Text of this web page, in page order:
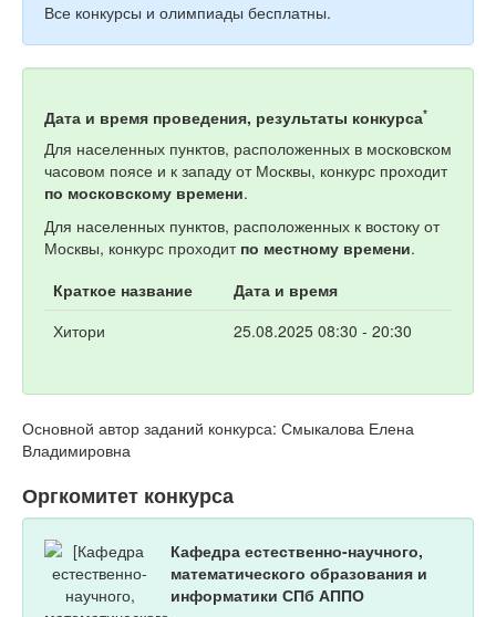
Все конкурсы и олимпиады бесплатны.
Дата и время проведения, результаты конкурса*
Для населенных пунктов, расположенных в московском
часовом поясе и к западу от Москвы, конкурс проходит
по московскому времени.
Для населенных пунктов, расположенных к востоку от
Москвы, конкурс проходит по местному времени.
Краткое название
Дата и время
Хитори
25.08.2025 08:30 - 20:30
Основной автор заданий конкурса: Смыкалова Елена
Владимировна
Оргкомитет конкурса
Кафедра естественно-научного,
математического образования и
информатики СПб АППО